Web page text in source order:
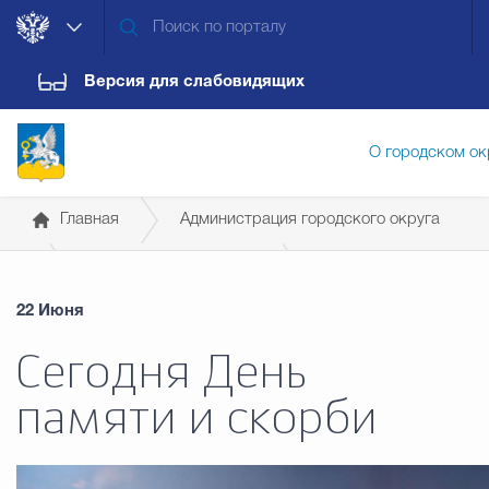
Версия для слабовидящих
О городском
Новости Обращения граждан
Главная Администрация городского округа
Общественная палата городского округа Верхняя
Пышма
22 Июня
Сегодня День
памяти и скорби